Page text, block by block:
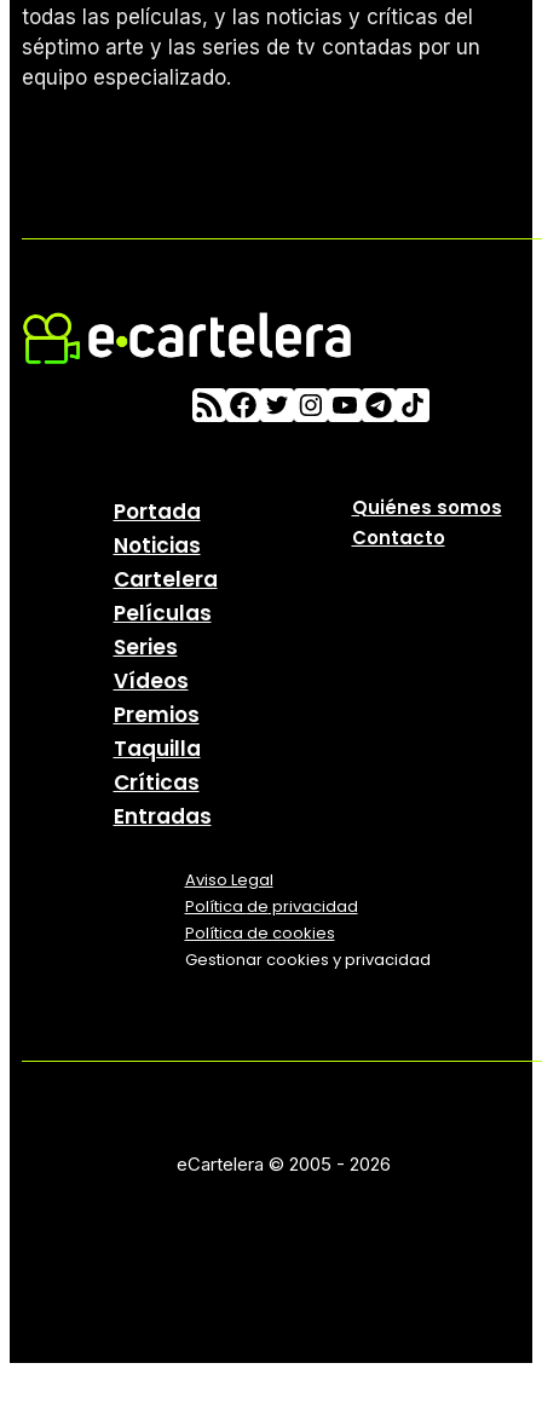
todas las películas, y las noticias y críticas del
séptimo arte y las series de tv contadas por un
equipo especializado.
Portada
Noticias
Cartelera
Películas
Series
Vídeos
Premios
Taquilla
Críticas
Entradas
Quiénes somos
Contacto
Aviso Legal
Política de privacidad
Política de cookies
Gestionar cookies y privacidad
eCartelera © 2005 - 2026